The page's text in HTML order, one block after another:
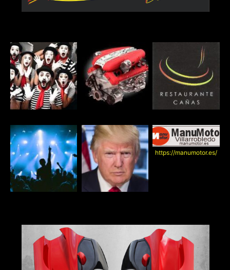
https://manumotor.es/